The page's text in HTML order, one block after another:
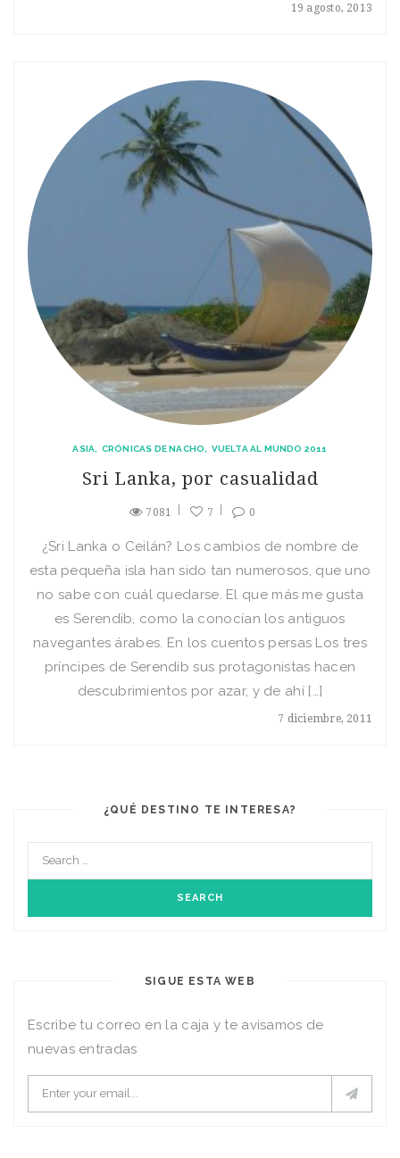
19 agosto, 2013
ASIA CRÓNICAS DE NACHO VUELTA AL MUNDO 2011
Sri Lanka, por casualidad
7081 7 0
7 diciembre, 2011
¿Sri Lanka o Ceilán? Los cambios de nombre de
esta pequeña isla han sido tan numerosos, que uno
no sabe con cuál quedarse. El que más me gusta
es Serendib, como la conocían los antiguos
navegantes árabes. En los cuentos persas Los tres
príncipes de Serendib sus protagonistas hacen
descubrimientos por azar, y de ahí […]
¿QUÉ DESTINO TE INTERESA?
SIGUE ESTA WEB
Escribe tu correo en la caja y te avisamos de
nuevas entradas